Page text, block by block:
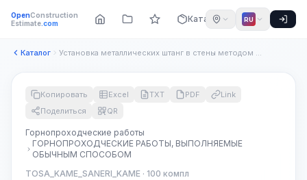
OpenConstruction
Estimate.com Каталог RU
Каталог Установка металлических штанг в стены методом расклинивания,...
Копировать Excel TXT PDF
Link
Поделиться
QR
Горнопроходческие работы
ГОРНОПРОХОДЧЕСКИЕ РАБОТЫ, ВЫПОЛНЯЕМЫЕ
ОБЫЧНЫМ СПОСОБОМ
TOSA_KAME_SANERI_KAME · 100 компл